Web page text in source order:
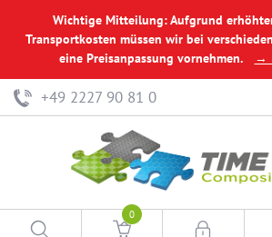
Wichtige Mitteilung: Aufgrund
Transportkosten müssen wir bei
eine Preisanpassung vornehmen.
→
+49 2227 90 81 0
0